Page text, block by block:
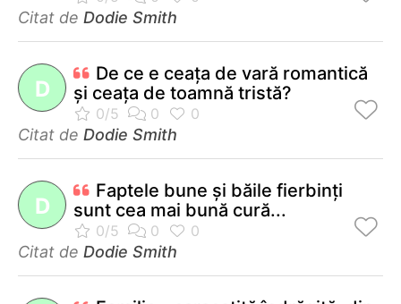
Citat de Dodie Smith
D
De ce e ceaţa de vară romantică
şi ceaţa de toamnă tristă?
Citat de Dodie Smith
D
Faptele bune şi băile fierbinţi
sunt cea mai bună cură...
Citat de Dodie Smith